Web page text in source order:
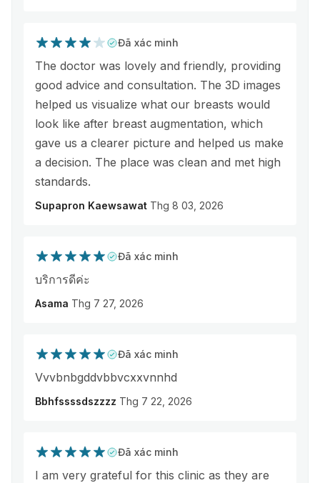
Đã xác minh
The doctor was lovely and friendly, providing
good advice and consultation. The 3D images
helped us visualize what our breasts would
look like after breast augmentation, which
gave us a clearer picture and helped us make
a decision. The place was clean and met high
standards.
Supapron Kaewsawat Thg 8 03, 2026
Đã xác minh
บริการดีค่ะ
Asama Thg 7 27, 2026
Đã xác minh
Vvvbnbgddvbbvcxxvnnhd
Bbhfssssdszzzz Thg 7 22, 2026
Đã xác minh
I am very grateful for this clinic as they are